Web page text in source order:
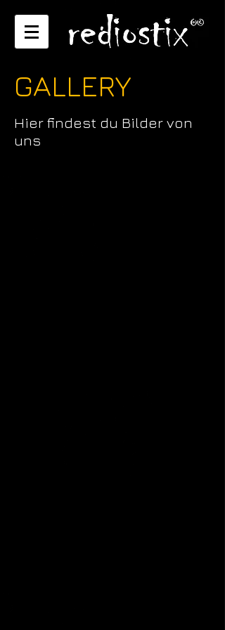
GALLERY
Hier findest du Bilder von
uns